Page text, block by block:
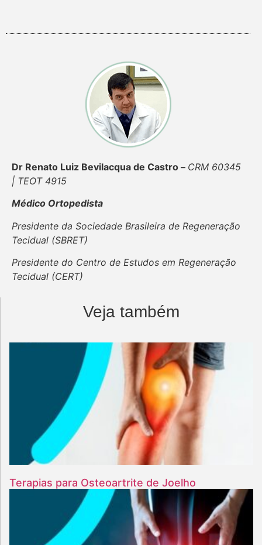
Dr Renato Luiz Bevilacqua de Castro – CRM 60345
| TEOT 4915
Médico Ortopedista
Presidente da Sociedade Brasileira de Regeneração
Tecidual (SBRET)
Presidente do Centro de Estudos em Regeneração
Tecidual (CERT)
Veja também
Terapias para Osteoartrite de Joelho